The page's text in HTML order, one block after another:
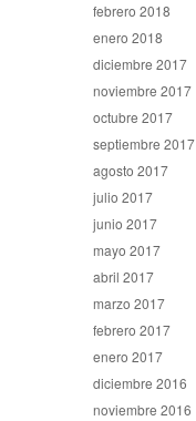
febrero 2018
enero 2018
diciembre 2017
noviembre 2017
octubre 2017
septiembre 2017
agosto 2017
julio 2017
junio 2017
mayo 2017
abril 2017
marzo 2017
febrero 2017
enero 2017
diciembre 2016
noviembre 2016